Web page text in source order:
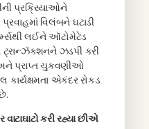
પ્રક્રિયાઓને
વિલંબને ઘટાડી
લઈને ઑટોમેટેડ
ઝડપી કરી
પ્રાપ્ત ચુકવણીઓ
એકંદર રોકડ
કરી રહ્યા છીએ